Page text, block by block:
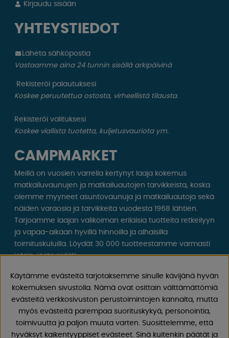
Kirjaudu sisään
YHTEYSTIEDOT
Läheta sähköpostia
Vastaamme aina 24 tunnin sisällä arkipäivinä
Rekisteröi palautuksesi
Koskee peruutettua ostosta, virheellistä tilausta.
Rekisteröi valituksesi
Koskee viallista tuotetta, kuljetusvauriota ym.
CAMPMARKET
Meillä on vuosien varrella kertynyt laaja kokemus
matkailuvaunujen ja matkailuautojen tarvikkeista, koska
olemme myyneet asuntovaunuja ja matkailuautoja sekä
näiden varaosia ja tarvikkeita vuodesta 1968 lähtien.
Tarjoamme laajan valikoiman erilaisia ​​tuotteita retkeilyyn
ja vapaa-aikaan hyvillä hinnoilla ja alhaisilla
toimituskuluilla. Löydät 30 000 tuotteestamme varmasti
jotain, josta pidät!
Seuraa meitä Facebookissa ja Instagramissa saadaksesi
inspiraatiota, uutisia ja ainutlaatuisia tarjouksia.
Leirintäelämä alkaa meiltä!
Käytämme evästeitä tarjotaksemme sinulle kävijänä hyvän
kokemuksen sivustolla. Nämä ovat osittain välttämättömiä
evästeitä verkkosivuston perustoimintojen kannalta, mutta
myös evästeitä parempaa suorituskykyä, personointia,
toimivuutta ja paljon muuta varten. Suosittelemme, että
hyväksyt kaikentyyppiset evästeet. Sinä kuitenkin päätät ja